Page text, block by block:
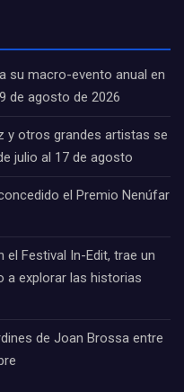
su macro-evento anual en
de agosto de 2026
y otros grandes artistas se
julio al 17 de agosto
el Premio Nenúfar
Festival In-Edit, trae un
a explorar las historias
de Joan Brossa entre